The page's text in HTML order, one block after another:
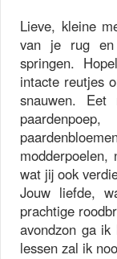
Lieve, kleine
van je rug
springen.
intacte reutjes
snauwen. Eet
wat jij ook
Jouw liefde,
prachtige
avondzon ga
lessen zal ik